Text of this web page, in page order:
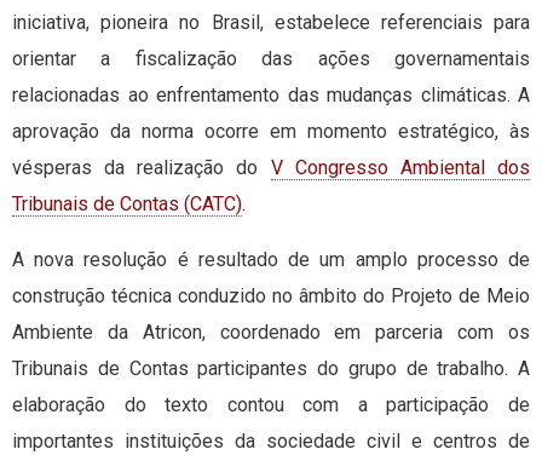
iniciativa, pioneira no Brasil, estabelece referenciais para
orientar a fiscalização das ações governamentais
relacionadas ao enfrentamento das mudanças climáticas. A
aprovação da norma ocorre em momento estratégico, às
vésperas da realização do V Congresso Ambiental dos
Tribunais de Contas (CATC).
A nova resolução é resultado de um amplo processo de
construção técnica conduzido no âmbito do Projeto de Meio
Ambiente da Atricon, coordenado em parceria com os
Tribunais de Contas participantes do grupo de trabalho. A
elaboração do texto contou com a participação de
importantes instituições da sociedade civil e centros de